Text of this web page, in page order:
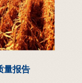
量报告